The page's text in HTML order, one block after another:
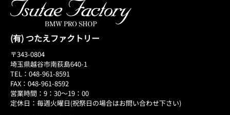
(有) つたえファクトリー
〒343-0804
埼玉県越谷市南荻島640-1
TEL：048-961-8591
FAX：048-961-8592
営業時間：9：30～19：00
定休日：毎週火曜日(祝祭日の場合はお問い合わせ下さい)